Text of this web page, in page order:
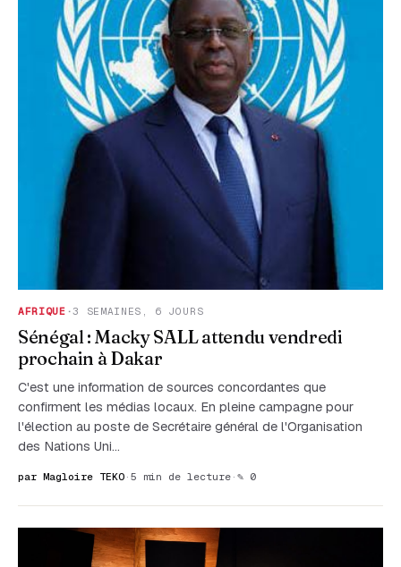
AFRIQUE ·3 SEMAINES, 6 JOURS
Sénégal : Macky SALL attendu vendredi
prochain à Dakar
C'est une information de sources concordantes que
confirment les médias locaux. En pleine campagne pour
l'élection au poste de Secrétaire général de l'Organisation
des Nations Uni…
par Magloire TEKO · 5 min de lecture · ✎ 0